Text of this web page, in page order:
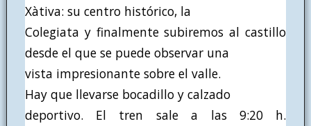
Xàtiva: su centro histórico, la
Colegiata y finalmente subiremos al castillo
desde el que se puede observar una
vista impresionante sobre el valle.
Hay que llevarse bocadillo y calzado
deportivo. El tren sale a las 9:20 h.